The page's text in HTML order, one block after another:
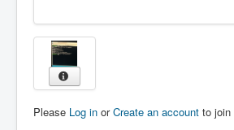
Please Log in orCreate an account to join